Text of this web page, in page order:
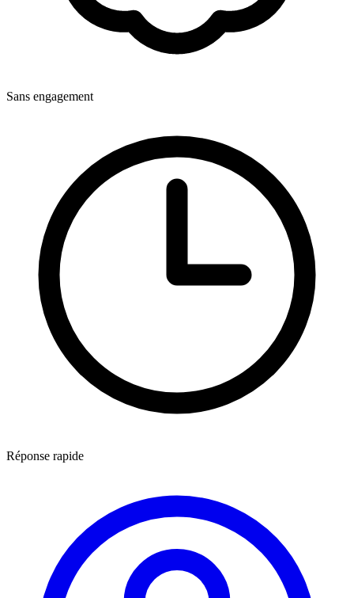
Sans engagement
Réponse rapide